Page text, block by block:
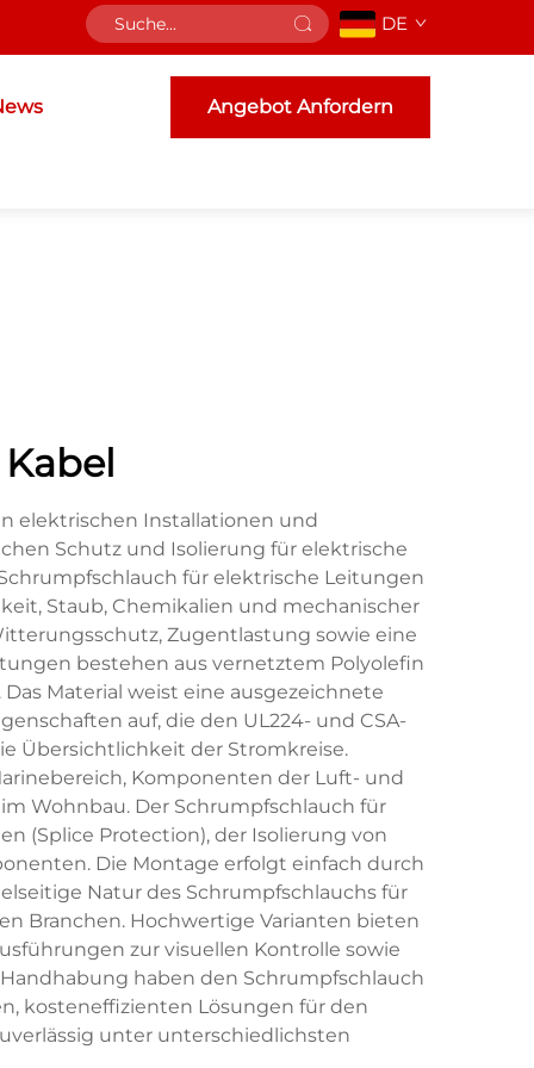
DE
Angebot Anfordern
elektrischen Installationen und
Schutz und Isolierung für elektrische
für elektrische Leitungen
Staub, Chemikalien und mechanischer
Zugentlastung sowie eine
bestehen aus vernetztem Polyolefin
Material weist eine ausgezeichnete
auf, die den UL224- und CSA-
Übersichtlichkeit der Stromkreise.
Komponenten der Luft- und
Wohnbau. Der Schrumpfschlauch für
(Splice Protection), der Isolierung von
Die Montage erfolgt einfach durch
Natur des Schrumpfschlauchs für
Branchen. Hochwertige Varianten bieten
zur visuellen Kontrolle sowie
haben den Schrumpfschlauch
kosteneffizienten Lösungen für den
unter unterschiedlichsten